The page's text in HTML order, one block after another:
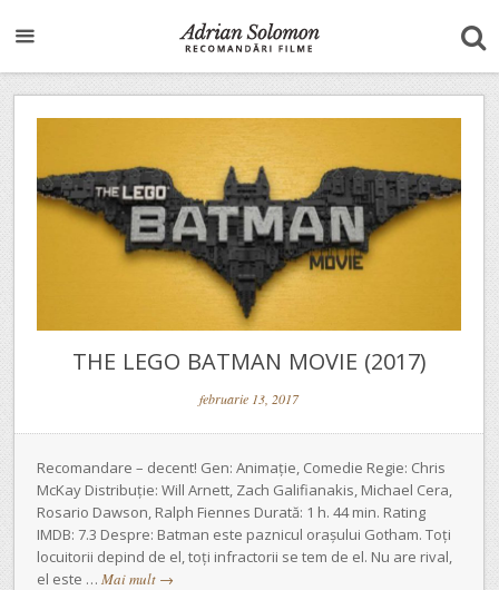
THE LEGO BATMAN MOVIE (2017)
februarie 13, 2017
Recomandare – decent! Gen: Animație, Comedie Regie: Chris
McKay Distribuție: Will Arnett, Zach Galifianakis, Michael Cera,
Rosario Dawson, Ralph Fiennes Durată: 1 h. 44 min. Rating
IMDB: 7.3 Despre: Batman este paznicul orașului Gotham. Toți
locuitorii depind de el, toți infractorii se tem de el. Nu are rival,
el este … Mai mult →